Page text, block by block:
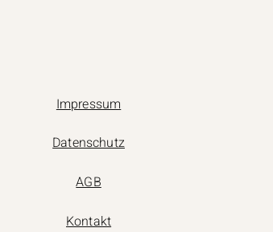
Datenschutz
Impressum
AGB
Kontakt